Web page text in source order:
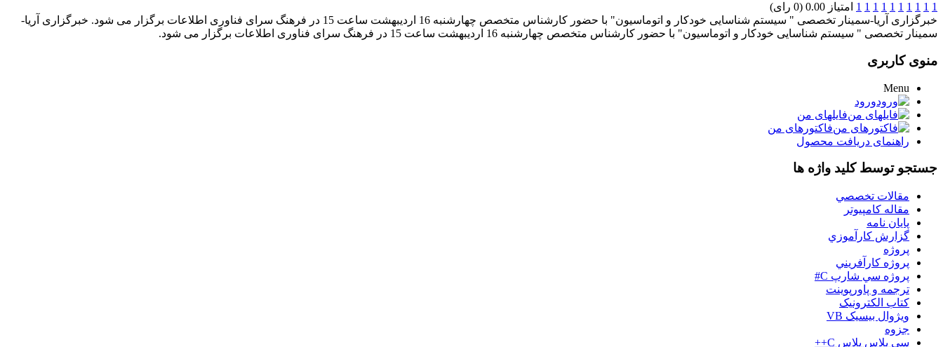
1
1
1
1
1
1
1
1
1
1 امتیاز 0.00 (0 رای)
خبرگزاری آریا-سمینار تخصصی " سیستم شناسایی خودکار و اتوماسیون" با حضور کارشناس متخصص چهارشنبه 16 اردیبهشت ساعت 15 در فرهنگ سرای فناوری اطلاعات برگزار می شود. خبرگزاری آریا-
سمینار تخصصی " سیستم شناسایی خودکار و اتوماسیون" با حضور کارشناس متخصص چهارشنبه 16 اردیبهشت ساعت 15 در فرهنگ سرای فناوری اطلاعات برگزار می شود.
منوی کاربری
Menu
ورود
فایلهای من
فاکتورهای من
راهنمای دریافت محصول
جستجو توسط کلید واژه ها
مقالات تخصصي
مقاله کامپیوتر
پایان نامه
گزارش کارآموزي
پروژه
پروژه کارآفريني
پروژه سي شارپ C#
ترجمه و پاورپوينت
کتاب الکترونيک
ويژوال بيسيک VB
جزوه
سي پلاس پلاس C++